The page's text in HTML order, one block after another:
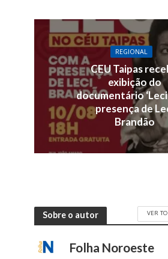
REGIONAL
CEU Taipas
exibição do
documentário
presença de
Brandão
Sobre o autor VER
Folha Noroeste